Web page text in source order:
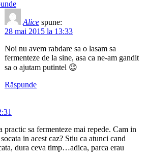
Alice spune:
28 mai 2015 la 13:33
Noi nu avem rabdare sa o lasam sa
fermenteze de la sine, asa ca ne-am gandit
sa o ajutam putintel 😉
Răspunde
practic sa fermenteze mai repede. Cam in
in acest caz? Stiu ca atunci cand
dura ceva timp…adica, parca erau